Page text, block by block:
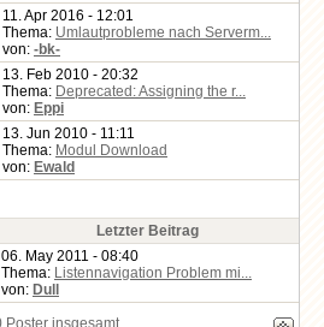
11. Apr 2016 - 12:01
Thema: Umlautprobleme nach Serverm...
von: -bk-
13. Feb 2010 - 20:32
Thema: Deprecated: Assigning the r...
von: Eppi
13. Jun 2010 - 11:11
Thema: Modul Download
von: Ewald
Letzter Beitrag
06. May 2011 - 08:40
Thema: Listennavigation Problem mi...
von: Dull
Poster insgesamt